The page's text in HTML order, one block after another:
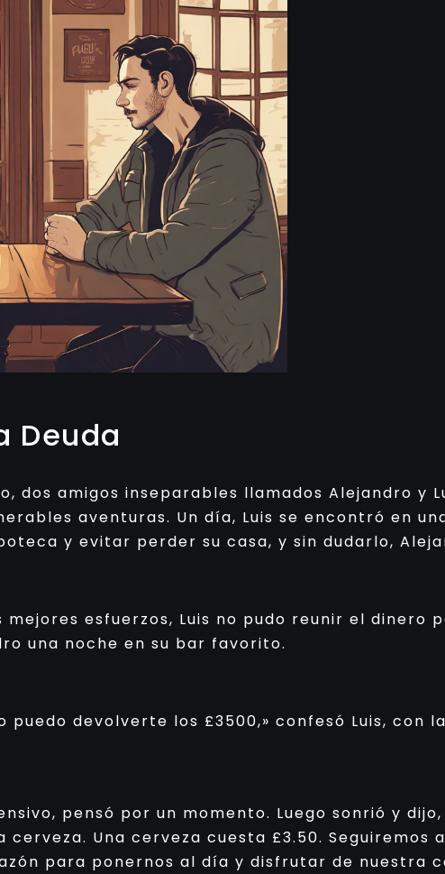
Deuda
dos amigos inseparables llamados Alejandro y
aventuras. Un día, Luis se encontró en
y evitar perder su casa, y sin dudarlo,
mejores esfuerzos, Luis no pudo reunir el dinero
una noche en su bar favorito.
puedo devolverte los £3500,» confesó Luis, con
pensó por un momento. Luego sonrió y
cerveza. Una cerveza cuesta £3.50.
para ponernos al día y disfrutar de nuestra